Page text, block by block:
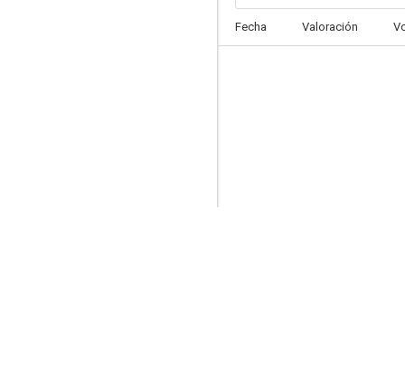
Fecha Valoración